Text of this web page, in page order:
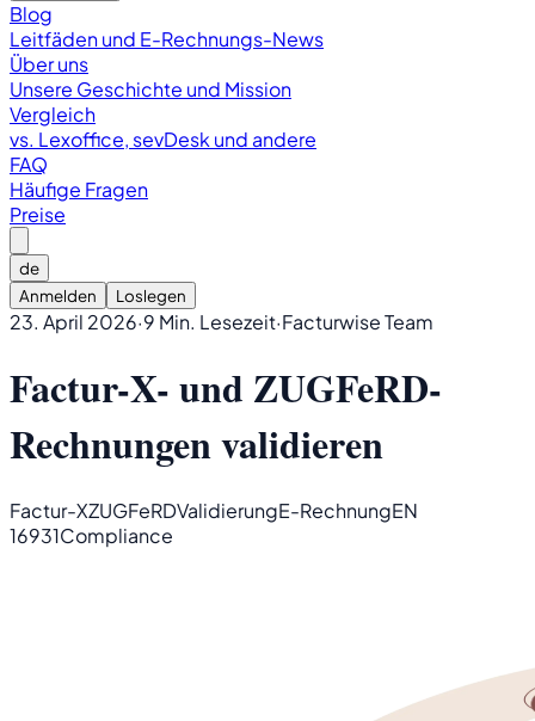
Blog
Leitfäden und E-Rechnungs-News
Über uns
Unsere Geschichte und Mission
Vergleich
vs. Lexoffice, sevDesk und andere
FAQ
Häufige Fragen
Preise
de
Anmelden
Loslegen
23. April 2026·9 Min. Lesezeit·Facturwise Team
Factur-X- und ZUGFeRD-
Rechnungen validieren
Factur-XZUGFeRDValidierungE-RechnungEN
16931Compliance